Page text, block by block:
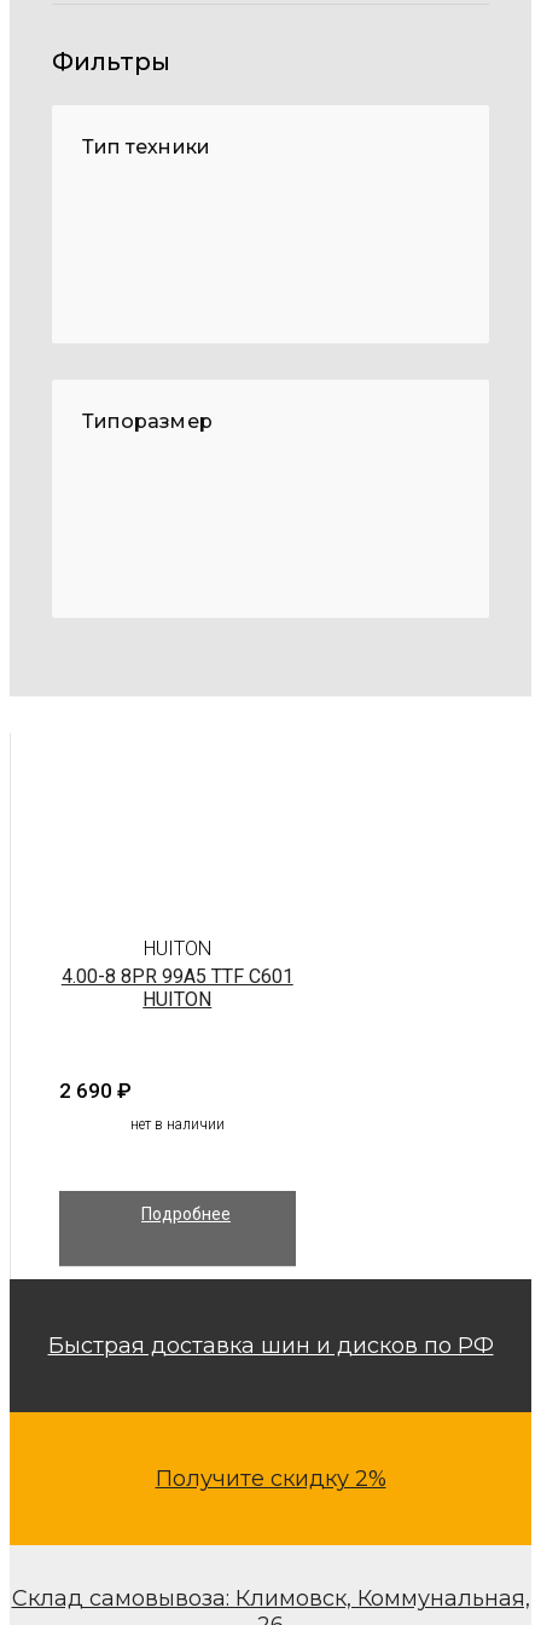
Фильтры
Тип техники
Типоразмер
HUITON
4.00-8 8PR 99A5 TTF C601
HUITON
2 690 ₽
нет в наличии
Подробнее
Быстрая доставка шин и дисков по РФ
Получите скидку 2%
Склад самовывоза: Климовск, Коммунальная,